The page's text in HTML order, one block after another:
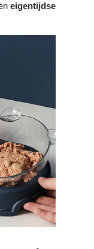
eigentijdse